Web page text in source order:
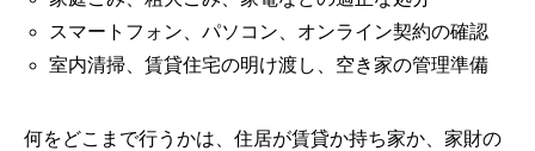
スマートフォン、パソコン、オンライン契約の確認
室内清掃、賃貸住宅の明け渡し、空き家の管理準備
何をどこまで行うかは、住居が賃貸か持ち家か、家財の